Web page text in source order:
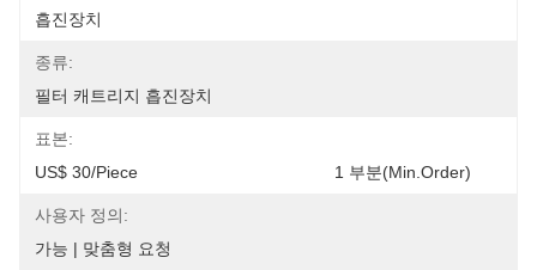
흡진장치
종류:
필터 캐트리지 흡진장치
표본:
사용자 정의:
가능 | 맞춤형 요청